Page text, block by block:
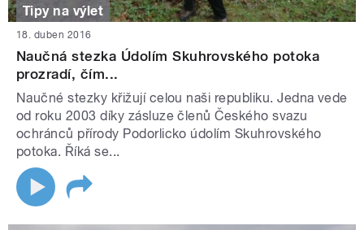
Tipy na výlet
18. duben 2016
Naučná stezka Údolím Skuhrovského potoka
prozradí, čím...
Naučné stezky křižují celou naši republiku. Jedna vede
od roku 2003 díky zásluze členů Českého svazu
ochránců přírody Podorlicko údolím Skuhrovského
potoka. Říká se...